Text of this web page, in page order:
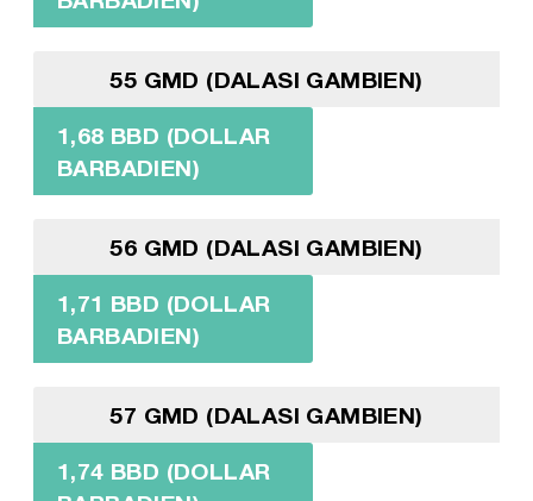
55 GMD (DALASI GAMBIEN)
1,68 BBD (DOLLAR
BARBADIEN)
56 GMD (DALASI GAMBIEN)
1,71 BBD (DOLLAR
BARBADIEN)
57 GMD (DALASI GAMBIEN)
1,74 BBD (DOLLAR